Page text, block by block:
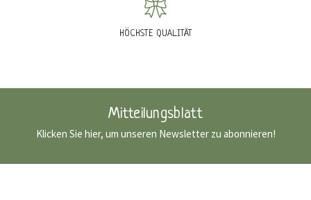
HÖCHSTE QUALITÄT
Mitteilungsblatt
Klicken Sie hier, um unseren Newsletter zu abonnieren!